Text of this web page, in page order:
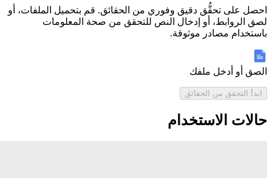
احصل على تحقُّق دقيق وفوري من الحقائق. قم بتحميل الملفات، أو
لصق الروابط، أو إدخال النص للتحقق من صحة المعلومات
باستخدام مصادر موثوقة.
الصق أو أدخل ملفك
ابدأ التحقق من الحقائق
حالات الاستخدام